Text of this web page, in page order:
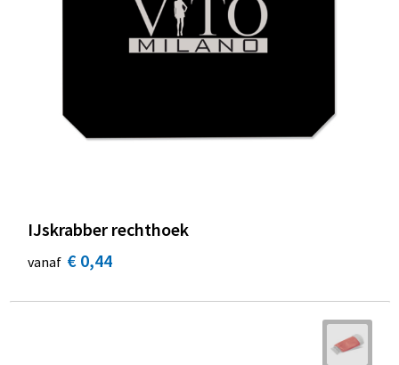
IJskrabber rechthoek
vanaf € 0,44